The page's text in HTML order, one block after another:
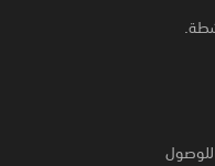
2-2 لاعبين على الشبكة - تتطلب اللعبة الكاملة الحصول على العضوية في PlayStation®Plus للوصول